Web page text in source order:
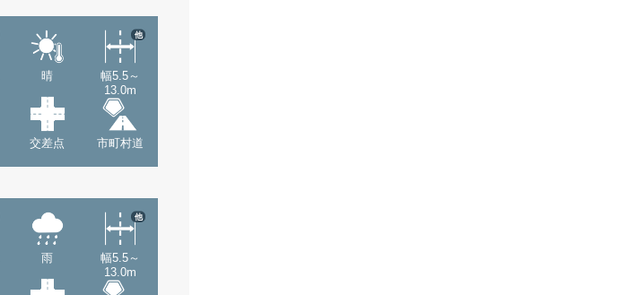
晴
幅5.5～
13.0m
他
交差点 市町村道
雨
幅5.5～
13.0m
他